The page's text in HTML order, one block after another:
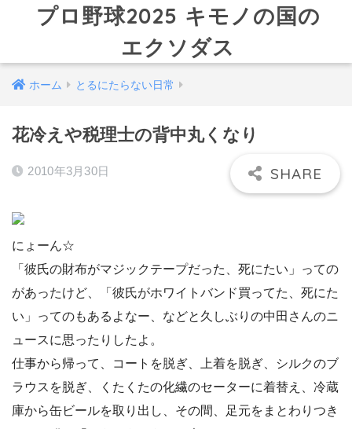
プロ野球2025 キモノの国の
エクソダス
ホーム とるにたらない日常
花冷えや税理士の背中丸くなり
2010年3月30日
にょーん☆
「彼氏の財布がマジックテープだった、死にたい」っての
があったけど、「彼氏がホワイトバンド買ってた、死にた
い」ってのもあるよなー、などと久しぶりの中田さんのニ
ュースに思ったりしたよ。
仕事から帰って、コートを脱ぎ、上着を脱ぎ、シルクのブ
ラウスを脱ぎ、くたくたの化繊のセーターに着替え、冷蔵
庫から缶ビールを取り出し、その間、足元をまとわりつき